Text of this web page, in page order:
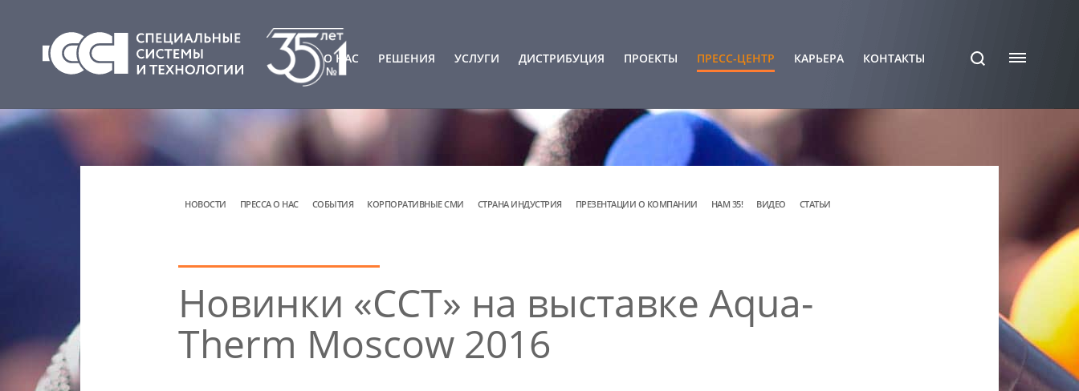
О НАС РЕШЕНИЯ УСЛУГИ ДИСТРИБУЦИЯ ПРОЕКТЫ ПРЕСС-ЦЕНТР КАРЬЕРА КОНТАКТЫ
НОВОСТИ ПРЕССА О НАС СОБЫТИЯ КОРПОРАТИВНЫЕ СМИ СТРАНА ИНДУСТРИЯ ПРЕЗЕНТАЦИИ О КОМПАНИИ НАМ 35! ВИДЕО СТАТЬИ
Новинки «ССТ» на выставке Aqua-
Therm Moscow 2016